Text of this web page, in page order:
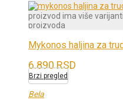
proizvod ima više
proizvoda
Mykonos haljina za
6.890RSD
Brzi pregled
Bela